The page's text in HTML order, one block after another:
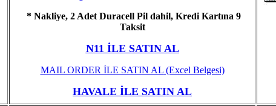
* Nakliye, 2 Adet Duracell Pil dahil, Kredi Kartına 9
Taksit
N11 İLE SATIN AL
MAIL ORDER İLE SATIN AL(Excel Belgesi)
HAVALE İLE SATIN AL